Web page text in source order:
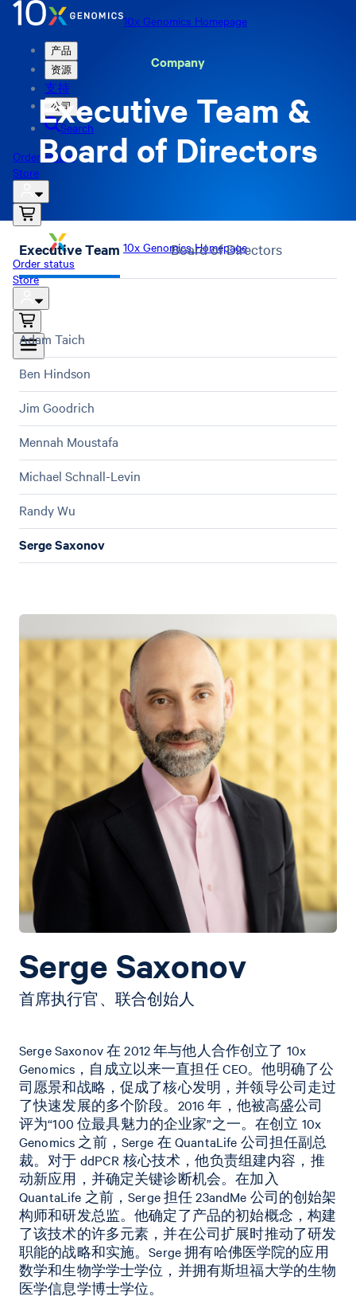
10x Genomics Homepage
产品
资源
支持
公司
Search
Order status
Store
10x Genomics Homepage
Order status
Store
Company
Executive Team &
Board of Directors
Executive Team Board of Directors
Adam Taich
Ben Hindson
Jim Goodrich
Mennah Moustafa
Michael Schnall-Levin
Randy Wu
Serge Saxonov
Serge Saxonov
首席执行官、联合创始人
Serge Saxonov 在 2012 年与他人合作创立了 10x
Genomics，自成立以来一直担任 CEO。他明确了公
司愿景和战略，促成了核心发明，并领导公司走过
了快速发展的多个阶段。2016 年，他被高盛公司
评为“100 位最具魅力的企业家”之一。在创立 10x
Genomics 之前，Serge 在 QuantaLife 公司担任副总
裁。对于 ddPCR 核心技术，他负责组建内容，推
动新应用，并确定关键诊断机会。在加入
QuantaLife 之前，Serge 担任 23andMe 公司的创始架
构师和研发总监。他确定了产品的初始概念，构建
了该技术的许多元素，并在公司扩展时推动了研发
职能的战略和实施。Serge 拥有哈佛医学院的应用
数学和生物学学士学位，并拥有斯坦福大学的生物
医学信息学博士学位。